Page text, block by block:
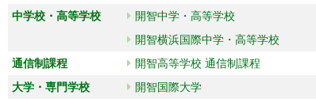
中学校・高等学校
開智中学・高等学校
開智横浜国際中学・高等学校
通信制課程
開智高等学校 通信制課程
大学・専門学校
開智国際大学